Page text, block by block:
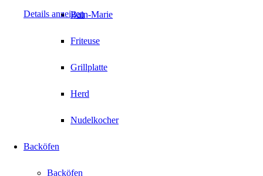
Bain-Marie
Friteuse
Grillplatte
Herd
Nudelkocher
Backöfen
Backöfen
Details anzeigen